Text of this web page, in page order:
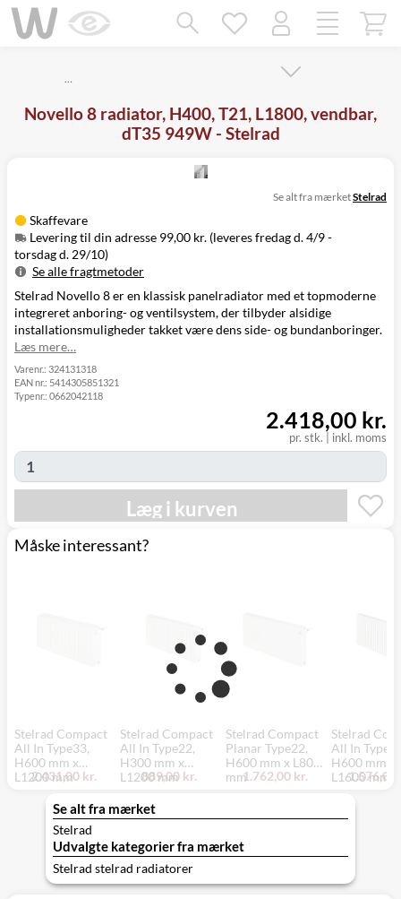
…
Novello 8 radiator, H400, T21, L1800, vendbar,
dT35 949W - Stelrad
Skaffevare
Levering til din adresse 99,00 kr. (leveres fredag d. 4/9 -
torsdag d. 29/10)
Se alle fragtmetoder
Metode
Pris
Leveres
Levering til
din adresse
99,00 kr.
Fredag d. 4/9 -
torsdag d. 29/10
Click&Collect
i Svenstrup
(9230)
Se alt fra mærketStelrad
Stelrad Novello 8 er en klassisk panelradiator med et topmoderne
integreret anboring- og ventilsystem, der tilbyder alsidige
installationsmuligheder takket være dens side- og bundanboringer.
Læs mere…
Varenr.: 324131318
EAN nr.: 5414305851321
Typenr.: 0662042118
pr. stk. inkl. moms
2.418,00 kr.
Læg i kurven
Måske interessant?
Stelrad Compact
All In Type33,
H600 mm x
L1200 mm
2.431,00 kr.
Stelrad Compact
All In Type22,
H300 mm x
L1200 mm
889,00 kr.
Stelrad Compact
Planar Type22,
H600 mm x L800
mm1.762,00 kr.
Stelrad
All In
H600 mm x
L1600 mm
1.576,00
Se alt fra mærket
Stelrad
Udvalgte kategorier fra mærket
Stelrad stelrad radiatorer
Mangler chatten?
Ret samtykke!